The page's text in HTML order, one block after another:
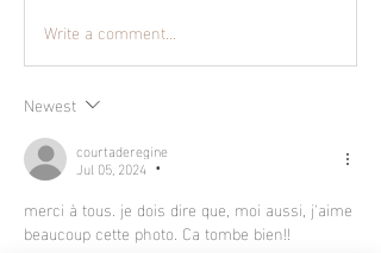
Write a comment...
Newest
courtaderegine
Jul 05, 2024 •
merci à tous. je dois dire que, moi aussi, j'aime
beaucoup cette photo. Ca tombe bien!!